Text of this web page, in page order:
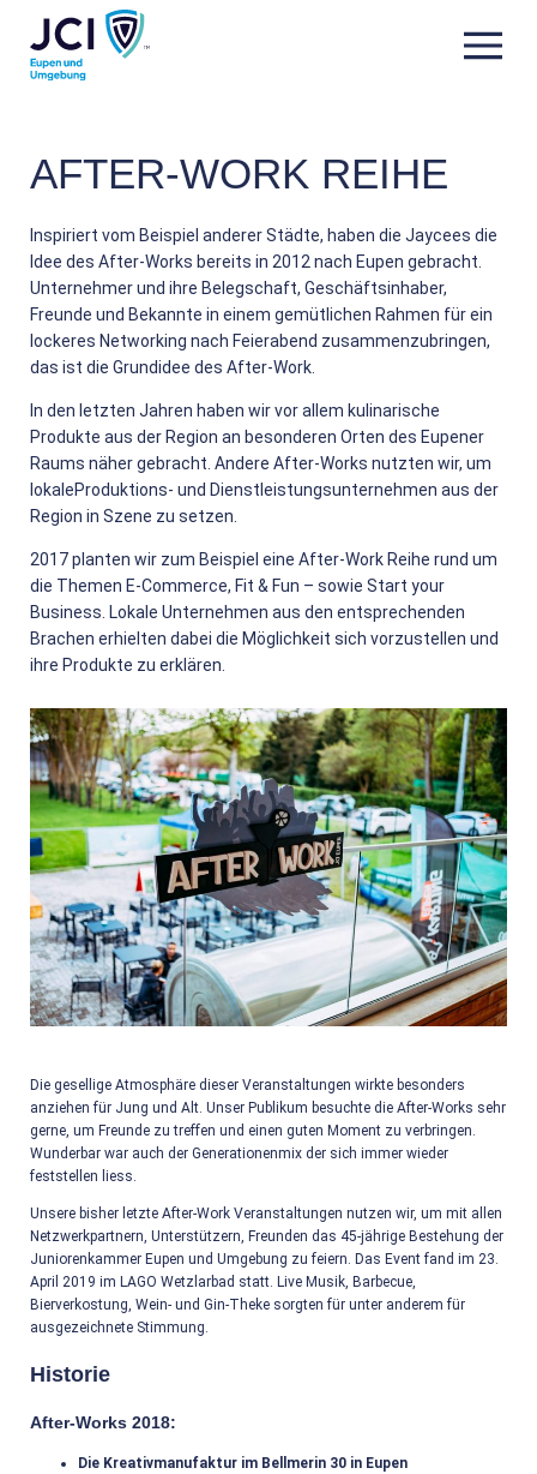
AFTER-WORK REIHE
Inspiriert vom Beispiel anderer Städte, haben die Jaycees die
Idee des After-Works bereits in 2012 nach Eupen gebracht.
Unternehmer und ihre Belegschaft, Geschäftsinhaber,
Freunde und Bekannte in einem gemütlichen Rahmen für ein
lockeres Networking nach Feierabend zusammenzubringen,
das ist die Grundidee des After-Work.
In den letzten Jahren haben wir vor allem kulinarische
Produkte aus der Region an besonderen Orten des Eupener
Raums näher gebracht. Andere After-Works nutzten wir, um
lokaleProduktions- und Dienstleistungsunternehmen aus der
Region in Szene zu setzen.
2017 planten wir zum Beispiel eine After-Work Reihe rund um
die Themen E-Commerce, Fit & Fun – sowie Start your
Business. Lokale Unternehmen aus den entsprechenden
Brachen erhielten dabei die Möglichkeit sich vorzustellen und
ihre Produkte zu erklären.
Die gesellige Atmosphäre dieser Veranstaltungen wirkte besonders
anziehen für Jung und Alt. Unser Publikum besuchte die After-Works sehr
gerne, um Freunde zu treffen und einen guten Moment zu verbringen.
Wunderbar war auch der Generationenmix der sich immer wieder
feststellen liess.
Unsere bisher letzte After-Work Veranstaltungen nutzen wir, um mit allen
Netzwerkpartnern, Unterstützern, Freunden das 45-jährige Bestehung der
Juniorenkammer Eupen und Umgebung zu feiern. Das Event fand im 23.
April 2019 im LAGO Wetzlarbad statt. Live Musik, Barbecue,
Bierverkostung, Wein- und Gin-Theke sorgten für unter anderem für
ausgezeichnete Stimmung.
Historie
After-Works 2018:
Die Kreativmanufaktur im Bellmerin 30 in Eupen